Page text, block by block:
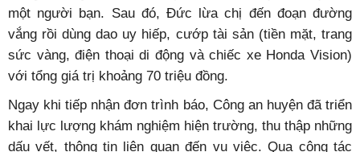
một người bạn. Sau đó, Đức lừa chị đến đoạn đường
vắng rồi dùng dao uy hiếp, cướp tài sản (tiền mặt, trang
sức vàng, điện thoại di động và chiếc xe Honda Vision)
với tổng giá trị khoảng 70 triệu đồng.
Ngay khi tiếp nhận đơn trình báo, Công an huyện đã triển
khai lực lượng khám nghiệm hiện trường, thu thập những
dấu vết, thông tin liên quan đến vụ việc.Qua công tác